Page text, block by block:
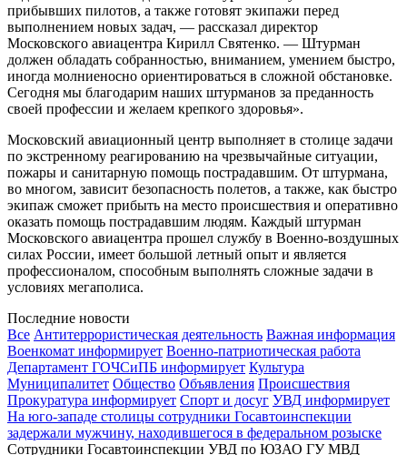
прибывших пилотов, а также готовят экипажи перед
выполнением новых задач, — рассказал директор
Московского авиацентра Кирилл Святенко. — Штурман
должен обладать собранностью, вниманием, умением быстро,
иногда молниеносно ориентироваться в сложной обстановке.
Сегодня мы благодарим наших штурманов за преданность
своей профессии и желаем крепкого здоровья».
Московский авиационный центр выполняет в столице задачи
по экстренному реагированию на чрезвычайные ситуации,
пожары и санитарную помощь пострадавшим. От штурмана,
во многом, зависит безопасность полетов, а также, как быстро
экипаж сможет прибыть на место происшествия и оперативно
оказать помощь пострадавшим людям. Каждый штурман
Московского авиацентра прошел службу в Военно-воздушных
силах России, имеет большой летный опыт и является
профессионалом, способным выполнять сложные задачи в
условиях мегаполиса.
Последние новости
Все Антитеррористическая деятельность Важная информация
Военкомат информирует Военно-патриотическая работа
Департамент ГОЧСиПБ информирует Культура
Муниципалитет Общество Объявления Происшествия
Прокуратура информирует Спорт и досуг УВД информирует
На юго-западе столицы сотрудники Госавтоинспекции
задержали мужчину, находившегося в федеральном розыске
Сотрудники Госавтоинспекции УВД по ЮЗАО ГУ МВД